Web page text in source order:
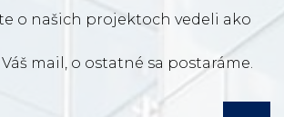
o našich projektoch vedeli ako
mail, o ostatné sa postaráme.